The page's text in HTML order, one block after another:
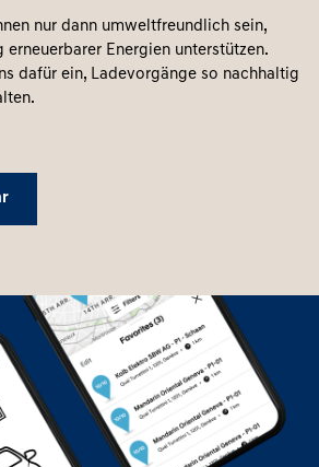
nur dann umweltfreundlich sein,
erneuerbarer Energien unterstützen.
dafür ein, Ladevorgänge so nachhaltig